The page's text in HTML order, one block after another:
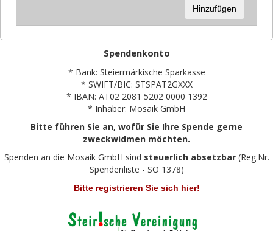
Hinzufügen
Spendenkonto
* Bank: Steiermärkische Sparkasse
* SWIFT/BIC: STSPAT2GXXX
* IBAN: AT02 2081 5202 0000 1392
* Inhaber: Mosaik GmbH
Bitte führen Sie an, wofür Sie Ihre Spende gerne
zweckwidmen möchten.
Spenden an die Mosaik GmbH sind steuerlich absetzbar(Reg.Nr.
Spendenliste - SO 1378)
Bitte registrieren Sie sich hier!